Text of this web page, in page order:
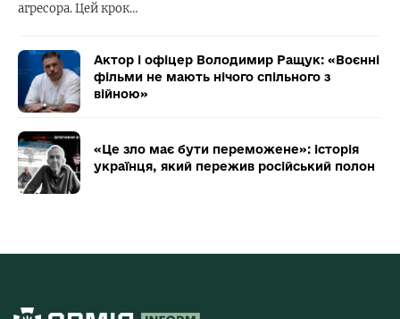
агресора. Цей крок…
Актор і офіцер Володимир Ращук: «Воєнні
фільми не мають нічого спільного з
війною»
«Це зло має бути переможене»: історія
українця, який пережив російський полон